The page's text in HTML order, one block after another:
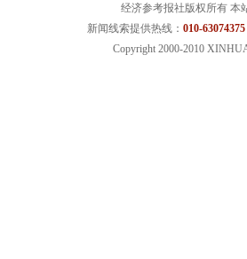
经济参考报社版权所有 本
新闻线索提供热线： 010-
Copyright 2000-2010